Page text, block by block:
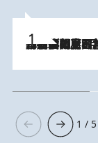
2026.8.8
「最後に見られてよかった」上野動物園の東園パンダ舎が解体前に特別公開。8月16日まで延長されたパネル展と共に辿る“半世紀”のパンダ飼育《解体工事の図面あり》
1 / 5